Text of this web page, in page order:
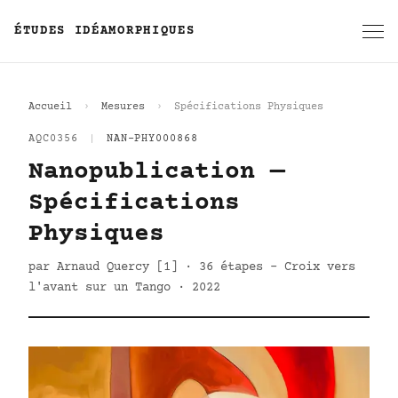
ÉTUDES IDÉAMORPHIQUES
Accueil Mesures Spécifications Physiques
AQC0356 NAN-PHY000868
Nanopublication —
Spécifications
Physiques
par Arnaud Quercy [1] · 36 étapes - Croix vers
l'avant sur un Tango · 2022